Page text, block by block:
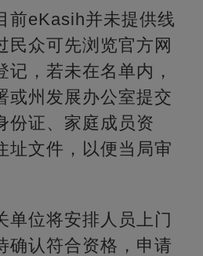
前eKasih并未提供线
民众可先浏览官方网
，若未在名单内，
或州发展办公室提交
份证、家庭成员资
址文件，以便当局审
单位将安排人员上门
确认符合资格，申请